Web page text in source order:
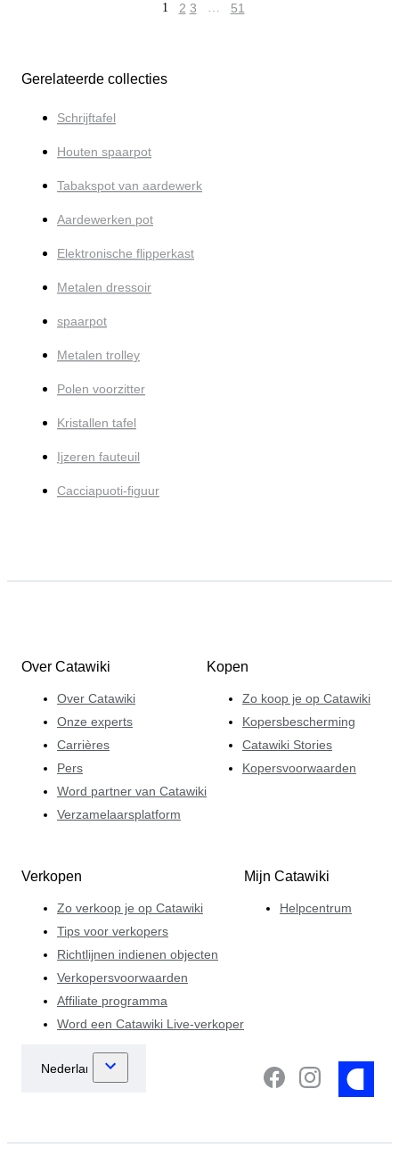
1 2 3 … 51
Gerelateerde collecties
Schrijftafel
Houten spaarpot
Tabakspot van aardewerk
Aardewerken pot
Elektronische flipperkast
Metalen dressoir
spaarpot
Metalen trolley
Polen voorzitter
Kristallen tafel
Ijzeren fauteuil
Cacciapuoti-figuur
Over Catawiki
Over Catawiki
Onze experts
Carrières
Pers
Word partner van Catawiki
Verzamelaarsplatform
Kopen
Zo koop je op Catawiki
Kopersbescherming
Catawiki Stories
Kopersvoorwaarden
Verkopen
Zo verkoop je op Catawiki
Tips voor verkopers
Richtlijnen indienen objecten
Verkopersvoorwaarden
Affiliate programma
Word een Catawiki Live-verkoper
Mijn Catawiki
Helpcentrum